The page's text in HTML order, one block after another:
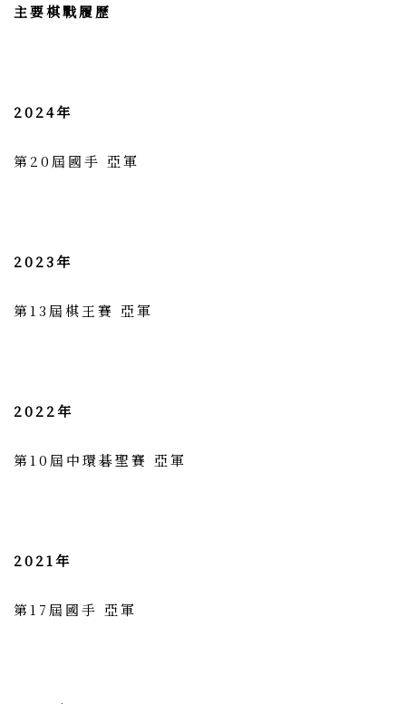
主要棋戰履歷
2024年
第20屆國手 亞軍
2023年
第13屆棋王賽 亞軍
2022年
第10屆中環碁聖賽 亞軍
2021年
第17屆國手 亞軍